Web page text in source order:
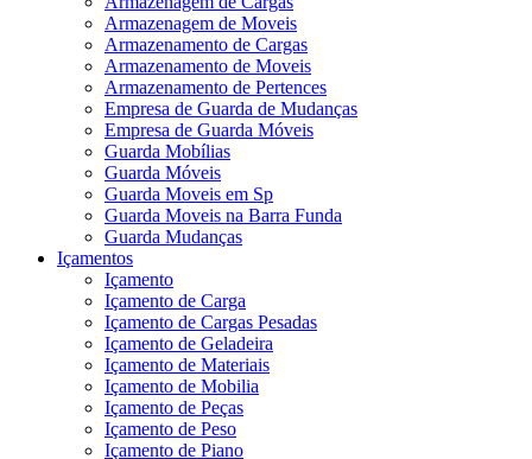
Armazenagem de Moveis
Armazenamento de Cargas
Armazenamento de Moveis
Armazenamento de Pertences
Empresa de Guarda de Mudanças
Empresa de Guarda Móveis
Guarda Mobílias
Guarda Móveis
Guarda Moveis em Sp
Guarda Moveis na Barra Funda
Guarda Mudanças
Içamentos
Içamento
Içamento de Carga
Içamento de Cargas Pesadas
Içamento de Geladeira
Içamento de Materiais
Içamento de Mobilia
Içamento de Peças
Içamento de Peso
Içamento de Piano